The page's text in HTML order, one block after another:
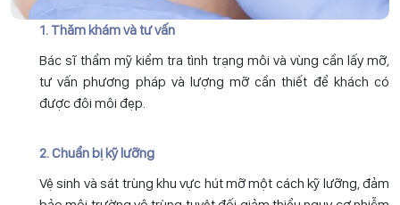
1. Thăm khám và tư vấn
Bác sĩ thẩm mỹ kiểm tra tình trạng môi và vùng cần lấy mỡ,
tư vấn phương pháp và lượng mỡ cần thiết để khách có
được đôi môi đẹp.
2. Chuẩn bị kỹ lưỡng
Vệ sinh và sát trùng khu vực hút mỡ một cách kỹ lưỡng, đảm